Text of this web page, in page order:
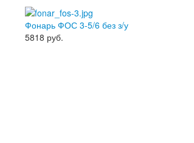
Фонарь ФОС 3-5/6 без з/у
5818 руб.